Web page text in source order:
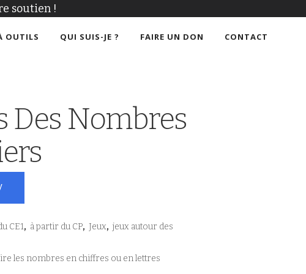
soutien !
OUTILS QUI SUIS-JE ? FAIRE UN DON CONTACT
Des Nombres
CE1, à partir du CP, Jeux, jeux autour des
les nombres en chiffres ou en lettres